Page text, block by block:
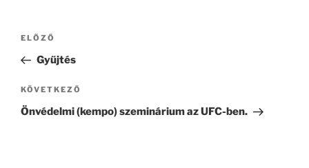
Bejegyzés
Korábbi
bejegyzés
ELŐZŐ
Gyűjtés
Következő
bejegyzés
KÖVETKEZŐ
Önvédelmi (kempo) szeminárium az UFC-ben.